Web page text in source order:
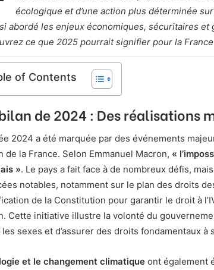
écologique et d’une action plus déterminée
abordé les enjeux économiques, sécuritaires et
ce que 2025 pourrait signifier pour la
of Contents
de 2024 : Des réalisations
2024 a été marquée par des événements
de la France. Selon Emmanuel Macron, «
». Le pays a fait face à de nombreux défis,
notables, notamment sur le plan des droits
de la Constitution pour garantir le droit à
Cette initiative illustre la volonté du
sexes et d’assurer des droits fondamentaux à
et le changement climatique ont également